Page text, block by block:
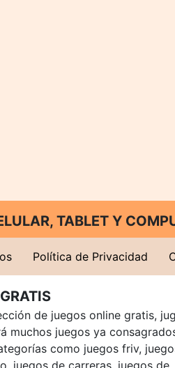
TABLET Y
Política de Privacidad
de juegos online gratis,
muchos juegos ya
como juegos friv,
juegos de carreras, juegos de